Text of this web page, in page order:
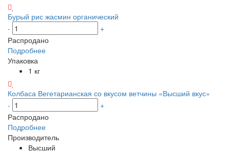
Бурый рис жасмин органический
-
+
Распродано
Подробнее
Упаковка
1 кг
Колбаса Вегетарианская со вкусом ветчины «Высший вкус»
-
+
Распродано
Подробнее
Производитель
Высший